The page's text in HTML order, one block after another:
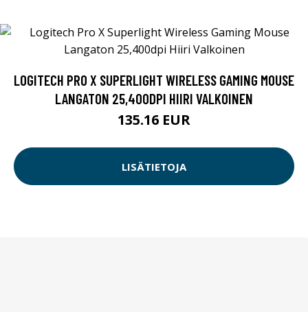
LOGITECH PRO X SUPERLIGHT WIRELESS GAMING MOUSE
LANGATON 25,400DPI HIIRI VALKOINEN
135.16 EUR
LISÄTIETOJA